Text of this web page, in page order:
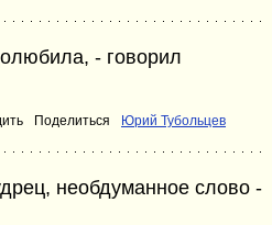
- говорил
Поделиться Юрий Тубольцев
необдуманное слово -